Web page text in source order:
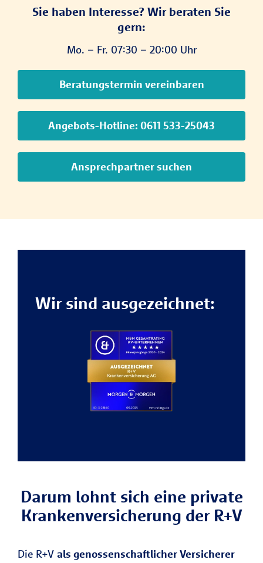
Sie haben Interesse? Wir beraten Sie
gern:
Mo. – Fr. 07:30 – 20:00 Uhr
Beratungstermin vereinbaren
Angebots-Hotline: 0611 533-25043
Ansprechpartner suchen
Wir sind ausgezeichnet:
Darum lohnt sich eine private
Krankenversicherung der R+V
Die R+V als genossenschaftlicher Versicherer